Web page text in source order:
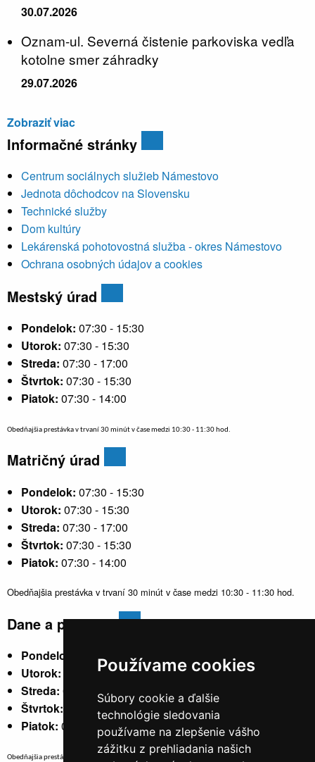
Používame cookies
Súbory cookie a ďalšie
technológie sledovania
používame na zlepšenie vášho
zážitku z prehliadania našich
30.07.2026
Oznam-ul. Severná čistenie parkoviska vedľa
kotolne smer záhradky
29.07.2026
Zobraziť viac
Informačné stránky
Centrum sociálnych služieb Námestovo
Jednota dôchodcov na Slovensku
Technické služby
Dom kultúry
Lekárenská pohotovostná služba - okres Námestovo
Ochrana osobných údajov a cookies
Mestský úrad
Pondelok: 07:30 - 15:30
Utorok: 07:30 - 15:30
Streda: 07:30 - 17:00
Štvrtok: 07:30 - 15:30
Piatok: 07:30 - 14:00
Obedňajšia prestávka v trvaní 30 minút v čase medzi 10:30 - 11:30 hod.
Matričný úrad
Pondelok: 07:30 - 15:30
Utorok: 07:30 - 15:30
Streda: 07:30 - 17:00
Štvrtok: 07:30 - 15:30
Piatok: 07:30 - 14:00
Obedňajšia prestávka v trvaní 30 minút v čase medzi 10:30 - 11:30 hod.
Dane a poplatky
Pondelok:
07:30 - 15:30
Utorok:
nestránkový
Streda: 07:30 - 17:00
Štvrtok:
nestránkový
Piatok: 07:30 - 14:00
Obedňajšia prestávka v trvaní 30 minút v čase medzi 10:30 - 11:30 hod.